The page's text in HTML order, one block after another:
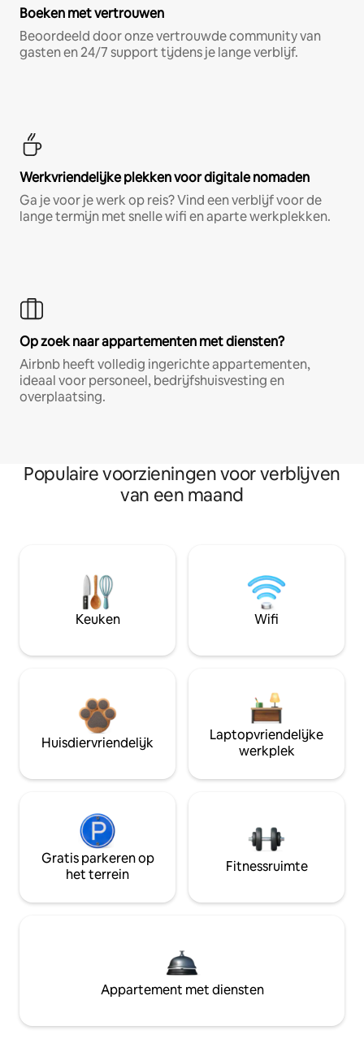
Boeken met vertrouwen
Beoordeeld door onze vertrouwde community van
gasten en 24/7 support tijdens je lange verblijf.
Werkvriendelijke plekken voor digitale nomaden
Ga je voor je werk op reis? Vind een verblijf voor de
lange termijn met snelle wifi en aparte werkplekken.
Op zoek naar appartementen met diensten?
Airbnb heeft volledig ingerichte appartementen,
ideaal voor personeel, bedrijfshuisvesting en
overplaatsing.
Populaire voorzieningen voor verblijven
van een maand
Keuken Wifi
Huisdiervriendelijk
Laptopvriendelijke
werkplek
Gratis parkeren op
het terrein
Fitnessruimte
Appartement met diensten